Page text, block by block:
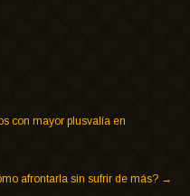
con mayor plusvalía en
afrontarla sin sufrir de más? →